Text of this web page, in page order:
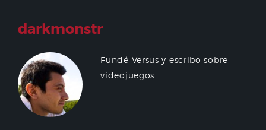
darkmonstr
Fundé Versus y escribo sobre
videojuegos.